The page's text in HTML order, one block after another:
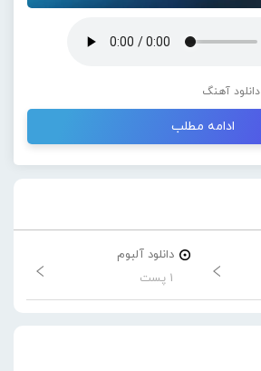
دانلود آهنگ
ادامه مطلب
دانلود آلبوم
1 پست